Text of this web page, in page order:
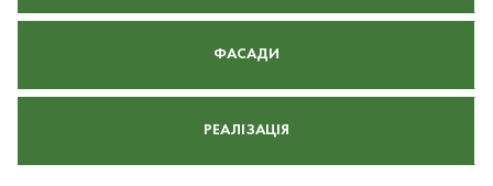
ФАСАДИ
РЕАЛІЗАЦІЯ